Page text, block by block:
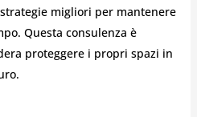
migliori per mantenere
Questa consulenza è
proteggere i propri spazi in